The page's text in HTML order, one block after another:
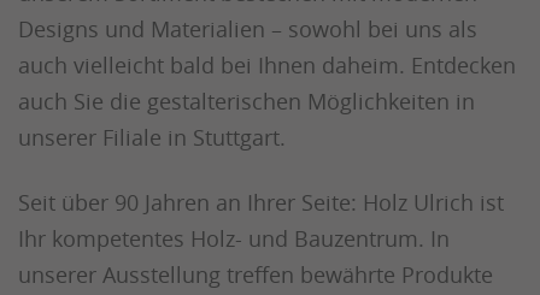
Designs und Materialien – sowohl bei uns als
auch vielleicht bald bei Ihnen daheim. Entdecken
auch Sie die gestalterischen Möglichkeiten in
unserer Filiale in Stuttgart.
Seit über 90 Jahren an Ihrer Seite: Holz Ulrich ist
Ihr kompetentes Holz- und Bauzentrum. In
unserer Ausstellung treffen bewährte Produkte